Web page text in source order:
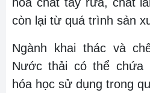
còn lại từ quá trình sản
Ngành khai thác và
Nước thải có thể chứa
hóa học sử dụng trong